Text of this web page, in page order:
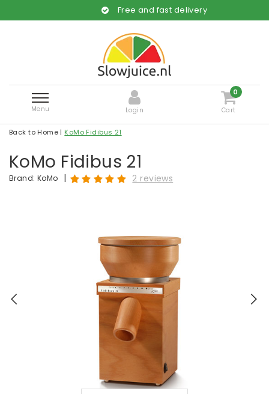
Free and fast delivery
Menu Login
0
Cart
Back to Home | KoMo Fidibus 21
KoMo Fidibus 21
Brand: KoMo | 2 reviews